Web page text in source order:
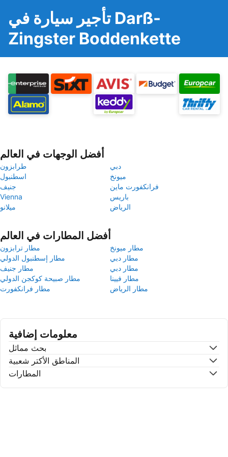
تأجير سيارة في Darß-
Zingster Boddenkette
أفضل الوجهات في العالم
طرابزون
دبي
اسطنبول
ميونخ
جنيف
فرانكفورت ماين
Vienna
باريس
ميلانو
الرياض
أفضل المطارات في العالم
مطار ترابزون
مطار ميونخ
مطار إسطنبول الدولي
مطار دبي
مطار جنيف
مطار دبي
مطار صبيحة كوكجن الدولي
مطار فيينا
مطار فرانكفورت
مطار الرياض
معلومات إضافية
بحث مماثل
المناطق الأكتر شعبية
المطارات